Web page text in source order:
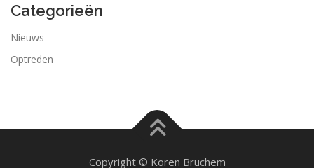
Categorieën
Nieuws
Optreden